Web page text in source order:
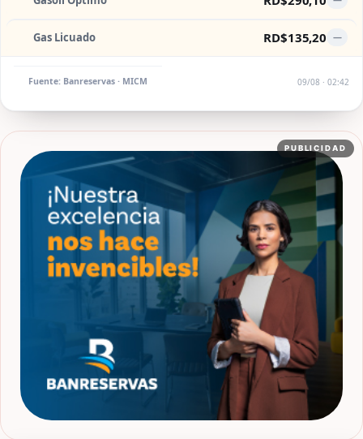
Gas Licuado RD$135,20 —
Fuente: Banreservas · MICM 09/08 · 02:42
PUBLICIDAD